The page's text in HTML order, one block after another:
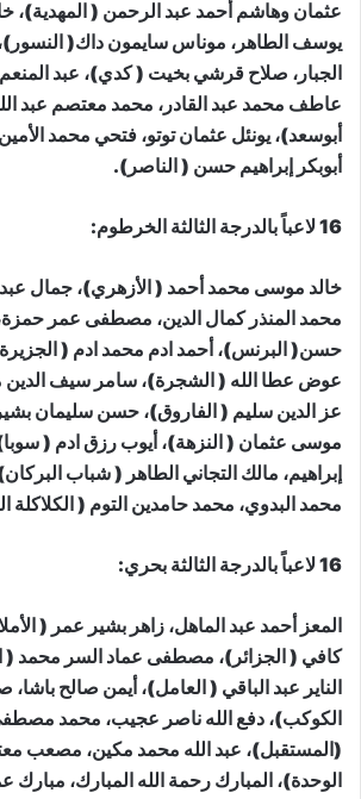
عثمان وهاشم أحمد عبد الرحمن ( المهدية)،
يوسف الطاهر، موناس سايمون داك(
الجبار، صلاح قرشي بخيت ( كدي)، عبد المنعم
عاطف محمد عبد القادر، محمد معتصم عبد
أبوسعد)، يونئل عثمان توتو، فتحي محمد
أبوبكر إبراهيم حسن ( الناصر).
16 لاعباً بالدرجة الثالثة الخرطوم:
خالد موسى محمد أحمد ( الأزهري)، جمال عبد
محمد المنذر كمال الدين، مصطفى عمر
حسن( البرنس)، أحمد ادم محمد ادم ( الجزيرة
عوض عطا الله ( الشجرة)، سامر سيف
عز الدين سليم ( الفاروق)، حسن سليمان
موسى عثمان ( النزهة)، أيوب رزق ادم (
إبراهيم، مالك التجاني الطاهر ( شباب
محمد البدوي، محمد حامدين التوم ( الكلاكلة
16 لاعباً بالدرجة الثالثة بحري:
المعز أحمد عبد الماهل، زاهر بشير عمر (
كافي ( الجزائر)، مصطفى عماد السر محمد (
الناير عبد الباقي ( العامل)، أيمن صالح
الكوكب)، دفع الله ناصر عجيب، محمد
(المستقبل)، عبد الله محمد مكين، مصعب
الوحدة)، المبارك رحمة الله المبارك، مبارك